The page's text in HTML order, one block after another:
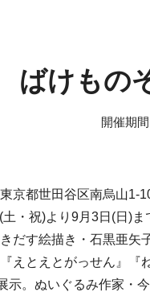
ばけもの
開催期間
京都世田谷区南烏山
・祝)より9月3日(日)
だす絵描き・石黒亜矢
えとえとがっせん』
示。ぬいぐるみ作家・